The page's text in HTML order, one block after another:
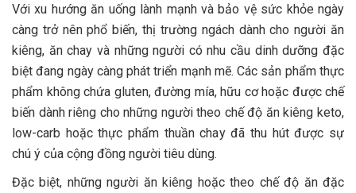
Với xu hướng ăn uống lành mạnh và bảo vệ sức khỏe ngày
càng trở nên phổ biến, thị trường ngách dành cho người ăn
kiêng, ăn chay và những người có nhu cầu dinh dưỡng đặc
biệt đang ngày càng phát triển mạnh mẽ. Các sản phẩm thực
phẩm không chứa gluten, đường mía, hữu cơ hoặc được chế
biến dành riêng cho những người theo chế độ ăn kiêng keto,
low-carb hoặc thực phẩm thuần chay đã thu hút được sự
chú ý của cộng đồng người tiêu dùng.
Đặc biệt, những người ăn kiêng hoặc theo chế độ ăn đặc